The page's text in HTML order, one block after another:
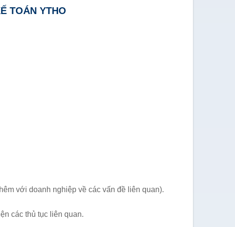
TOÁN YTHO
với doanh nghiệp về các vấn đề liên quan).
các thủ tục liên quan.